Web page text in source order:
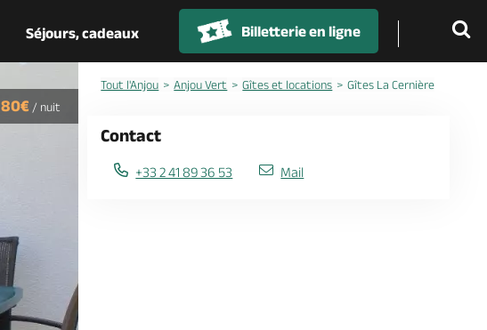
Séjours, cadeaux Billetterie en ligne
80€ / nuit
Tout l'Anjou Anjou Vert Gîtes et locations Gîtes La Cernière
Contact
+33 2 41 89 36 53 Mail